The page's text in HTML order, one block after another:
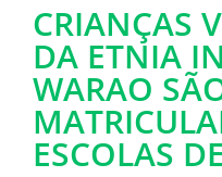
CRIANÇAS
DA ETNIA
WARAO
ESCOLAS